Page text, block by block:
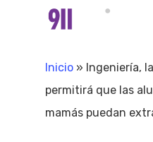
Inicio » Ingeniería,
permitirá que las
mamás puedan